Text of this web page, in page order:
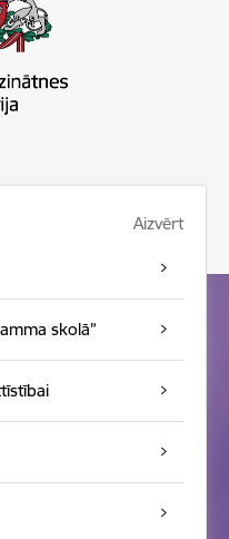
Aizvērt
skolā”